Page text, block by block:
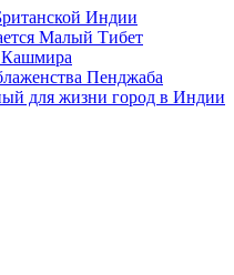
Индии
Малый Тибет
Кашмира
Пенджаба
для жизни город в Индии